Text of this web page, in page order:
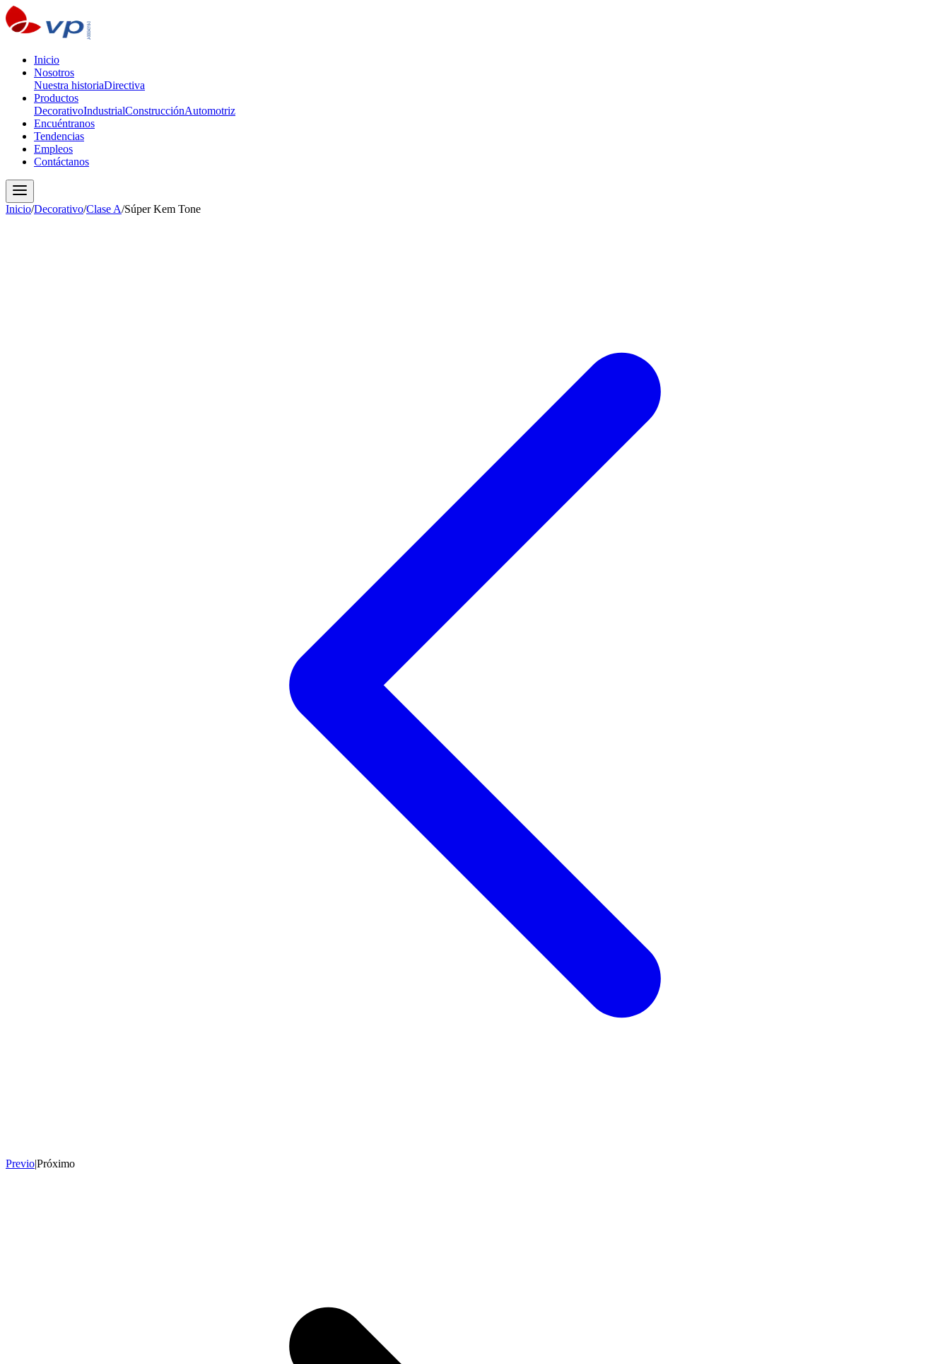
Inicio
Nosotros
Nuestra historiaDirectiva
Productos
DecorativoIndustrialConstrucciónAutomotriz
Encuéntranos
Tendencias
Empleos
Contáctanos
Inicio/Decorativo/Clase A/Súper Kem Tone
Previo|Próximo